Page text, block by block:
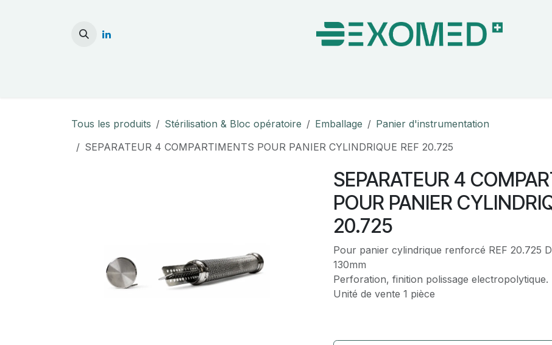
Tous les produits Stérilisation & Bloc opératoire Emballage
Panier d'instrumentation
SEPARATEUR 4 COMPARTIMENTS POUR PANIER CYLINDRIQUE REF 20.725
SEPARATEUR 4
POUR PANIER
20.725
Pour panier cylindrique renforcé REF 20.725
130mm
Perforation, finition polissage electropolytique.
Unité de vente 1 pièce